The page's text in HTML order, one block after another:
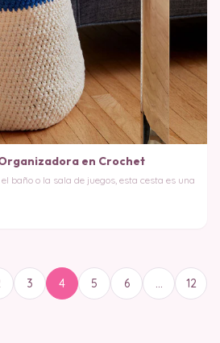
en Crochet
baño o la sala de juegos, esta cesta es una
3 4 5 6 … 12